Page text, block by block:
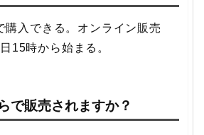
購入できる。オンライン販売
15時から始まる。
で販売されますか？